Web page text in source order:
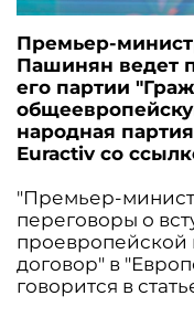
Премьер-
Пашинян ведет
его партии
народная
Euractiv со
"Премьер-
переговоры о
проевропейской
договор" в
говорится в